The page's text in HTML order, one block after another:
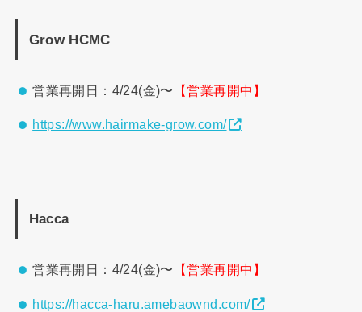
Grow HCMC
営業再開日：4/24(金)〜 【営業再開中】
https://www.hairmake-grow.com/
Hacca
営業再開日：4/24(金)〜 【営業再開中】
https://hacca-haru.amebaownd.com/